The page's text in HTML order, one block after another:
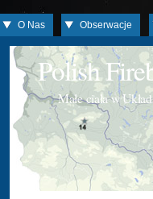
O Nas Obserwacje
Polish
Małe ciała w